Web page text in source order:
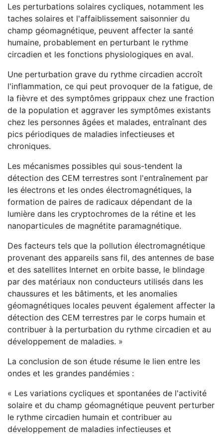
Les perturbations solaires cycliques, notamment les
taches solaires et l'affaiblissement saisonnier du
champ géomagnétique, peuvent affecter la santé
humaine, probablement en perturbant le rythme
circadien et les fonctions physiologiques en aval.
Une perturbation grave du rythme circadien accroît
l'inflammation, ce qui peut provoquer de la fatigue, de
la fièvre et des symptômes grippaux chez une fraction
de la population et aggraver les symptômes existants
chez les personnes âgées et malades, entraînant des
pics périodiques de maladies infectieuses et
chroniques.
Les mécanismes possibles qui sous-tendent la
détection des CEM terrestres sont l'entraînement par
les électrons et les ondes électromagnétiques, la
formation de paires de radicaux dépendant de la
lumière dans les cryptochromes de la rétine et les
nanoparticules de magnétite paramagnétique.
Des facteurs tels que la pollution électromagnétique
provenant des appareils sans fil, des antennes de base
et des satellites Internet en orbite basse, le blindage
par des matériaux non conducteurs utilisés dans les
chaussures et les bâtiments, et les anomalies
géomagnétiques locales peuvent également affecter la
détection des CEM terrestres par le corps humain et
contribuer à la perturbation du rythme circadien et au
développement de maladies. »
La conclusion de son étude résume le lien entre les
ondes et les grandes pandémies :
« Les variations cycliques et spontanées de l'activité
solaire et du champ géomagnétique peuvent perturber
le rythme circadien humain et contribuer au
développement de maladies infectieuses et